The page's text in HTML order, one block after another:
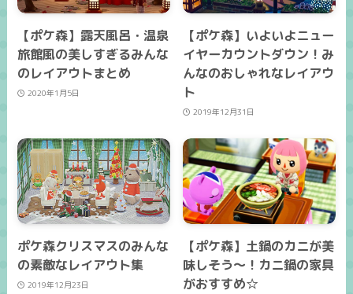
【ポケ森】露天風呂・温泉
旅館風の美しすぎるみんな
のレイアウトまとめ
2020年1月5日
【ポケ森】いよいよニュー
イヤーカウントダウン！み
んなのおしゃれなレイアウ
ト
2019年12月31日
ポケ森クリスマスのみんな
の素敵なレイアウト集
2019年12月23日
【ポケ森】土鍋のカニが美
味しそう～！カニ鍋の家具
がおすすめ☆